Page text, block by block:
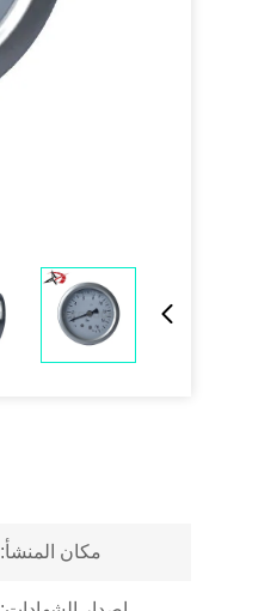
مكان المنشأ: